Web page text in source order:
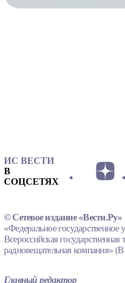
ИС ВЕСТИ
В
СОЦСЕТЯХ
© Сетевое издание «Вести.Ру»
«Федеральное государственное
Всероссийская государственная
радиовещательная компания»
Главный редактор